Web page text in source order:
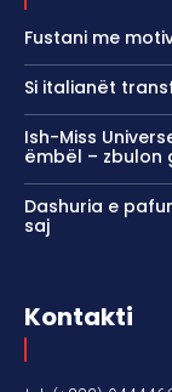
Fustani me
Si italianët
Ish-Miss
ëmbël – zbulon
Dashuria e
saj
Kontakti